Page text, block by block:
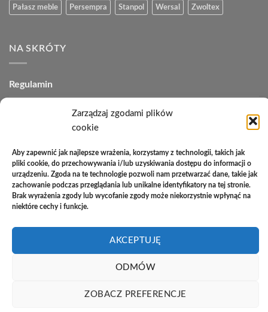
Zarządzaj zgodami plików
cookie
Aby zapewnić jak najlepsze wrażenia, korzystamy z technologii, takich jak
pliki cookie, do przechowywania i/lub uzyskiwania dostępu do informacji o
urządzeniu. Zgoda na te technologie pozwoli nam przetwarzać dane, takie jak
zachowanie podczas przeglądania lub unikalne identyfikatory na tej stronie.
Brak wyrażenia zgody lub wycofanie zgody może niekorzystnie wpłynąć na
niektóre cechy i funkcje.
AKCEPTUJĘ
ODMÓW
ZOBACZ PREFERENCJE
Pałasz meble Persempra Stanpol Wersal Zwoltex
NA SKRÓTY
Regulamin
Polityka plików cookies (EU)
Polityka prywatności
Polityka zwrotów
Zakupy na raty
Kontakt
PayU
Cash
Delivery
Copyright 2026 ©Studio Meblowe Asseri